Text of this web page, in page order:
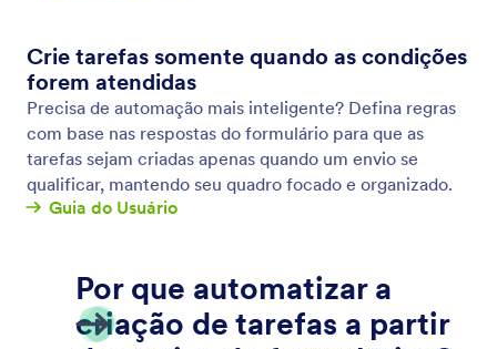
Coletando Imagens
um formulário para upload de arquivos sem escrever
nenhuma linha de código e colete imagens de
usuários a partir de qualquer dispositivo.